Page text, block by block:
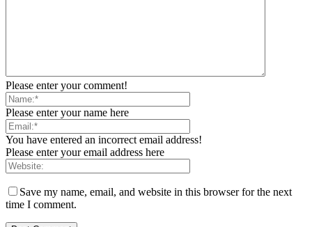
Please enter your comment!
Please enter your name here
You have entered an incorrect email address!
Please enter your email address here
Save my name, email, and website in this browser for the next
time I comment.